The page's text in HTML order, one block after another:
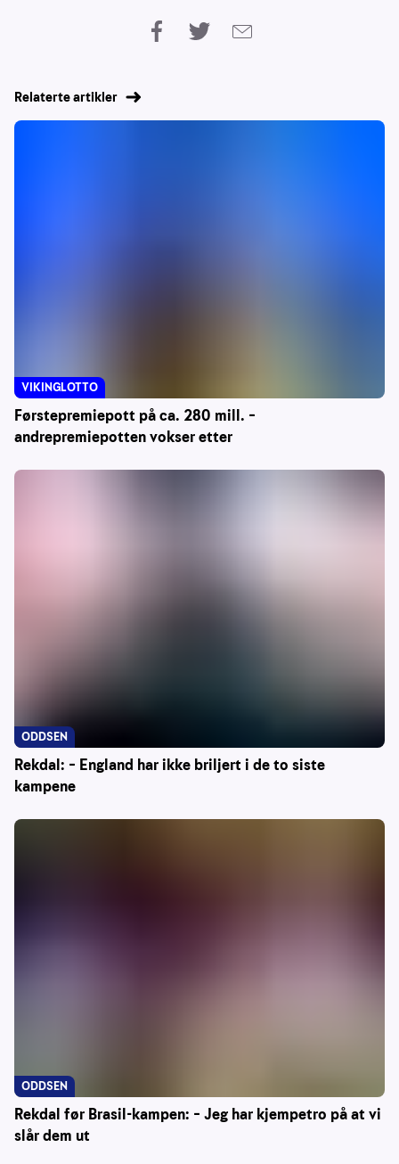
Relaterte artikler
Førstepremiepott på ca. 280 mill. –
andrepremiepotten vokser etter
VIKINGLOTTO
Rekdal: – England har ikke briljert i de to siste
kampene
ODDSEN
Rekdal før Brasil-kampen: – Jeg har kjempetro på at vi
slår dem ut
ODDSEN